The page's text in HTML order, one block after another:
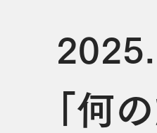
「何